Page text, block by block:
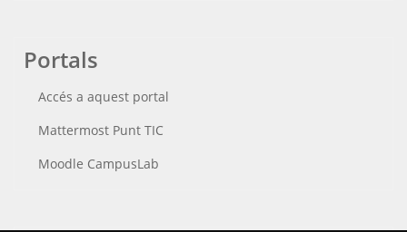
Portals
Accés a aquest portal
Mattermost Punt TIC
Moodle CampusLab